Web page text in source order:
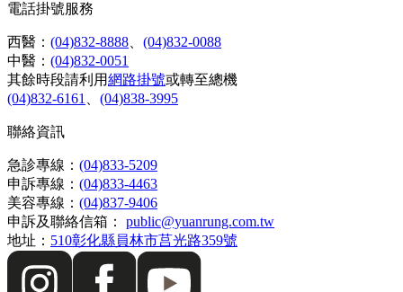
電話掛號服務
西醫： (04)832-8888
(04)832-0088
中醫： (04)832-0051
其餘時段請利用網路掛號或轉至總機
(04)832-6161
(04)838-3995
聯絡資訊
急診專線： (04)833-5209
申訴專線： (04)833-4463
美容專線： (04)837-9406
申訴及聯絡信箱：
public@yuanrung.com.tw
地址： 510彰化縣員林市莒光路359號